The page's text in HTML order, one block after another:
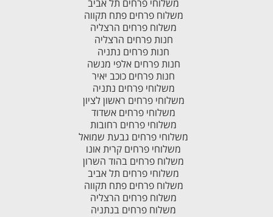
משלוחי פרחים תל אביב
משלוח פרחים פתח תקווה
משלוח פרחים הרצליה
חנות פרחים הרצליה
חנות פרחים נתניה
חנות פרחים אלפי מנשה
חנות פרחים כוכב יאיר
משלוחי פרחים נתניה
משלוחי פרחים ראשון לציון
משלוחי פרחים אשדוד
משלוחי פרחים רחובות
משלוחי פרחים גבעת שמואל
משלוחי פרחים קרית אונו
משלוח פרחים בהוד השרון
משלוחי פרחים תל אביב
משלוח פרחים פתח תקווה
משלוח פרחים הרצליה
משלוח פרחים בנתניה